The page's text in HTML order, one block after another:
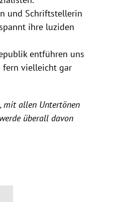
und Schriftstellerin
ihre luziden
entführen uns
fern vielleicht gar
mit allen Untertönen
überall davon